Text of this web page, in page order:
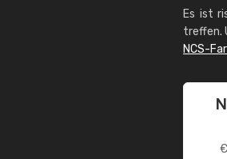
Es ist
treffen.
NCS-
€